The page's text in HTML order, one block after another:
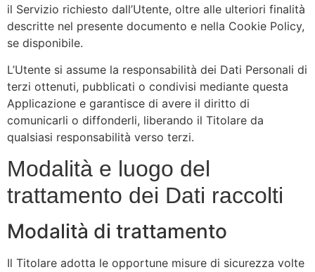
il Servizio richiesto dall’Utente, oltre alle ulteriori finalità
descritte nel presente documento e nella Cookie Policy,
se disponibile.
L’Utente si assume la responsabilità dei Dati Personali di
terzi ottenuti, pubblicati o condivisi mediante questa
Applicazione e garantisce di avere il diritto di
comunicarli o diffonderli, liberando il Titolare da
qualsiasi responsabilità verso terzi.
Modalità e luogo del
trattamento dei Dati raccolti
Modalità di trattamento
Il Titolare adotta le opportune misure di sicurezza volte